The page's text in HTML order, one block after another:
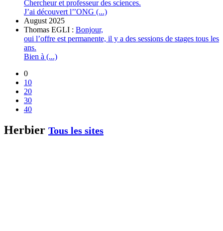
Chercheur et professeur des sciences.
J’ai découvert l’’ONG (...)
August 2025
Thomas EGLI : Bonjour,
oui l’offre est permanente, il y a des sessions de stages tous les
ans.
Bien à (...)
0
10
20
30
40
Herbier Tous les sites